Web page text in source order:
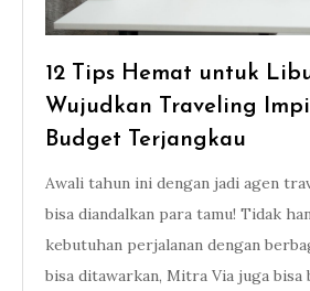
12 Tips Hemat untuk
Wujudkan Traveling
Budget Terjangkau
Awali tahun ini dengan jadi agen
bisa diandalkan para tamu! Tidak
kebutuhan perjalanan dengan
bisa ditawarkan, Mitra Via juga bisa